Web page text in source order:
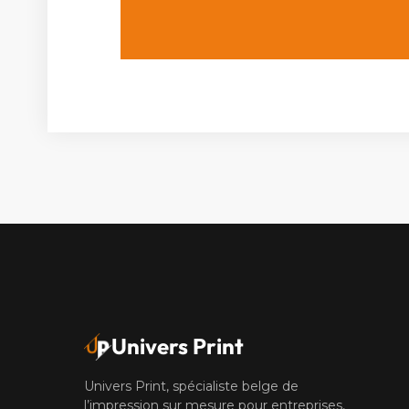
Univers Print
Univers Print, spécialiste belge de
l’impression sur mesure pour entreprises,